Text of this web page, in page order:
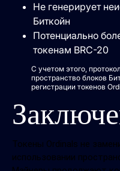
Не генерирует
Биткойн
Потенциально
токенам BRC-20
С учетом этого,
пространство блоков
регистрации токенов
Токены Ordinals не
использовании